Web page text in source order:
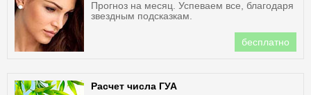
Прогноз на месяц. Успеваем все, благодаря
звездным подсказкам.
бесплатно
Расчет числа ГУА